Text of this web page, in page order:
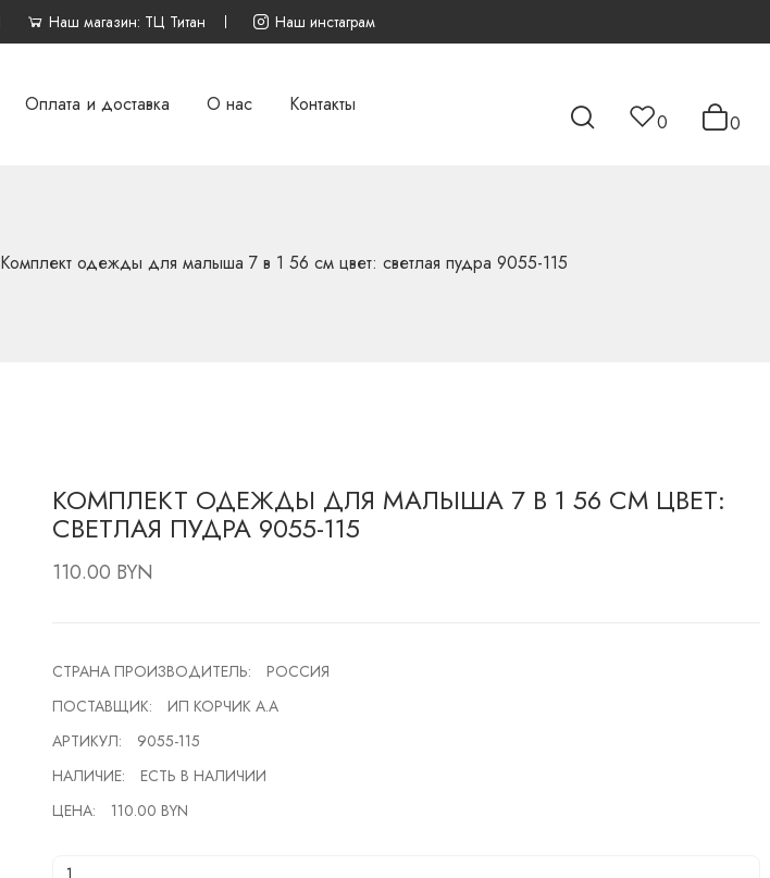
Наш магазин: ТЦ Титан Наш инстаграм
Оплата и доставка О нас Контакты
0 0
Комплект одежды для малыша 7 в 1 56 см цвет: светлая пудра 9055-115
КОМПЛЕКТ ОДЕЖДЫ ДЛЯ МАЛЫША 7 В 1 56 СМ ЦВЕТ:
СВЕТЛАЯ ПУДРА 9055-115
110.00 BYN
СТРАНА ПРОИЗВОДИТЕЛЬ:
РОССИЯ
ПОСТАВЩИК:
ИП КОРЧИК А.А
АРТИКУЛ:
9055-115
НАЛИЧИЕ:
ЕСТЬ В НАЛИЧИИ
ЦЕНА:
110.00 BYN